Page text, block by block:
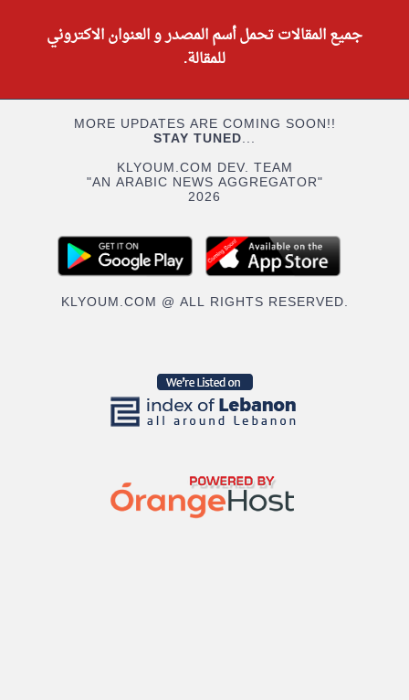
جميع المقالات تحمل أسم المصدر و العنوان الاكتروني
للمقالة.
MORE UPDATES ARE COMING SOON!!
STAY TUNED...
KLYOUM.COM DEV. TEAM
"AN ARABIC NEWS AGGREGATOR"
2026
KLYOUM.COM @ ALL RIGHTS RESERVED.